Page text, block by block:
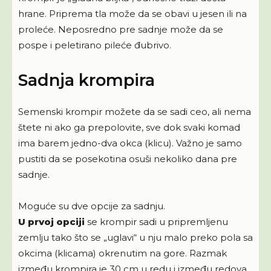
hrane. Priprema tla može da se obavi u jesen ili na
proleće. Neposredno pre sadnje može da se
pospe i peletirano pileće đubrivo.
Sadnja krompira
Semenski krompir možete da se sadi ceo, ali nema
štete ni ako ga prepolovite, sve dok svaki komad
ima barem jedno-dva okca (klicu). Važno je samo
pustiti da se posekotina osuši nekoliko dana pre
sadnje.
Moguće su dve opcije za sadnju.
U prvoj opciji se krompir sadi u pripremljenu
zemlju tako što se „uglavi“ u nju malo preko pola sa
okcima (klicama) okrenutim na gore. Razmak
između krompira je 30 cm u redu i između redova